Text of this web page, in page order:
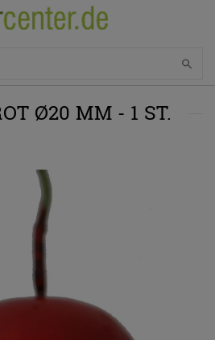
Ø20 MM - 1 ST.